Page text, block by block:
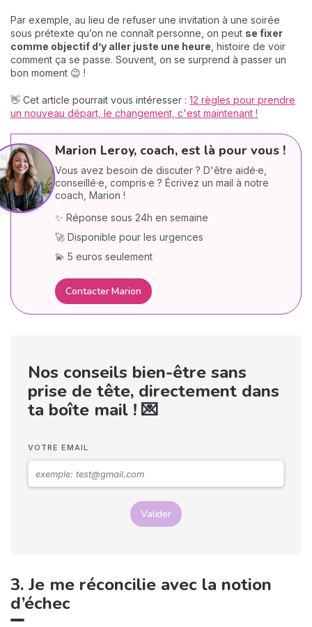
Par exemple, au lieu de refuser une invitation à une soirée
sous prétexte qu’on ne connaît personne, on peut se fixer
comme objectif d’y aller juste une heure , histoire de voir
comment ça se passe. Souvent, on se surprend à passer un
bon moment 😉 !
👋 Cet article pourrait vous intéresser : 12 règles pour prendre
un nouveau départ, le changement, c'est maintenant !
Marion Leroy, coach, est là pour vous !
Vous avez besoin de discuter ? D'être aidé·e,
conseillé·e, compris·e ? Écrivez un mail à notre
coach, Marion !
✨ Réponse sous 24h en semaine
🚀 Disponible pour les urgences
💫 5 euros seulement
Contacter Marion
Nos conseils bien-être sans
prise de tête, directement dans
ta boîte mail ! 💌
VOTRE EMAIL
Valider
3. Je me réconcilie avec la notion
d’échec